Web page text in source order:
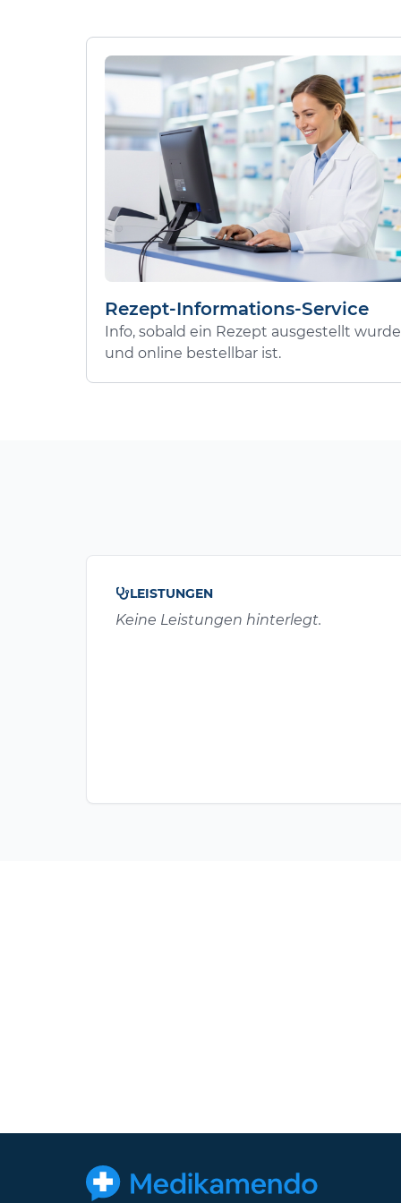
Rezept-Informations-Service
Info, sobald ein Rezept ausgestellt wurde
und online bestellbar ist.
LEISTUNGEN
Keine Leistungen hinterlegt.